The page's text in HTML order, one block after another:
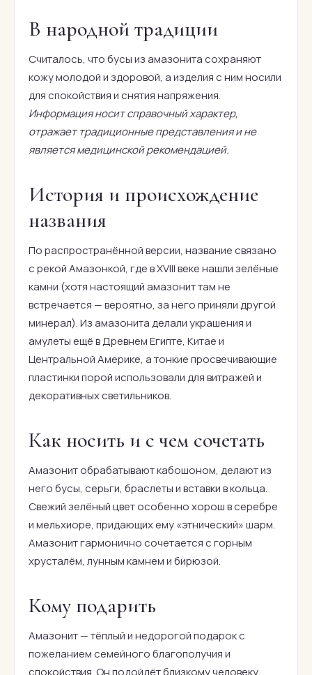
В народной традиции
Считалось, что бусы из амазонита сохраняют
кожу молодой и здоровой, а изделия с ним носили
для спокойствия и снятия напряжения.
Информация носит справочный характер,
отражает традиционные представления и не
является медицинской рекомендацией.
История и происхождение
названия
По распространённой версии, название связано
с рекой Амазонкой, где в XVIII веке нашли зелёные
камни (хотя настоящий амазонит там не
встречается — вероятно, за него приняли другой
минерал). Из амазонита делали украшения и
амулеты ещё в Древнем Египте, Китае и
Центральной Америке, а тонкие просвечивающие
пластинки порой использовали для витражей и
декоративных светильников.
Как носить и с чем сочетать
Амазонит обрабатывают кабошоном, делают из
него бусы, серьги, браслеты и вставки в кольца.
Свежий зелёный цвет особенно хорош в серебре
и мельхиоре, придающих ему «этнический» шарм.
Амазонит гармонично сочетается с горным
хрусталём, лунным камнем и бирюзой.
Кому подарить
Амазонит — тёплый и недорогой подарок с
пожеланием семейного благополучия и
спокойствия. Он подойдёт близкому человеку,